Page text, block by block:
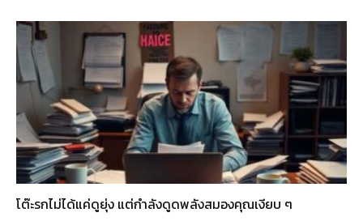
โต๊ะรกไม่ได้แค่ดูยุ่ง แต่กำลังดูดพลังสมองคุณเงียบ ๆ